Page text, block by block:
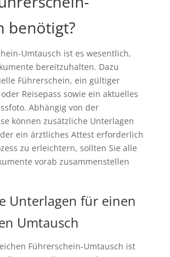
benötigt?
Umtausch ist es wesentlich,
bereitzuhalten. Dazu
Führerschein, ein gültiger
Reisepass sowie ein aktuelles
Abhängig von der
können zusätzliche Unterlagen
ein ärztliches Attest erforderlich
zu erleichtern, sollten Sie alle
vorab zusammenstellen
Unterlagen für einen
Umtausch
Führerschein-Umtausch ist